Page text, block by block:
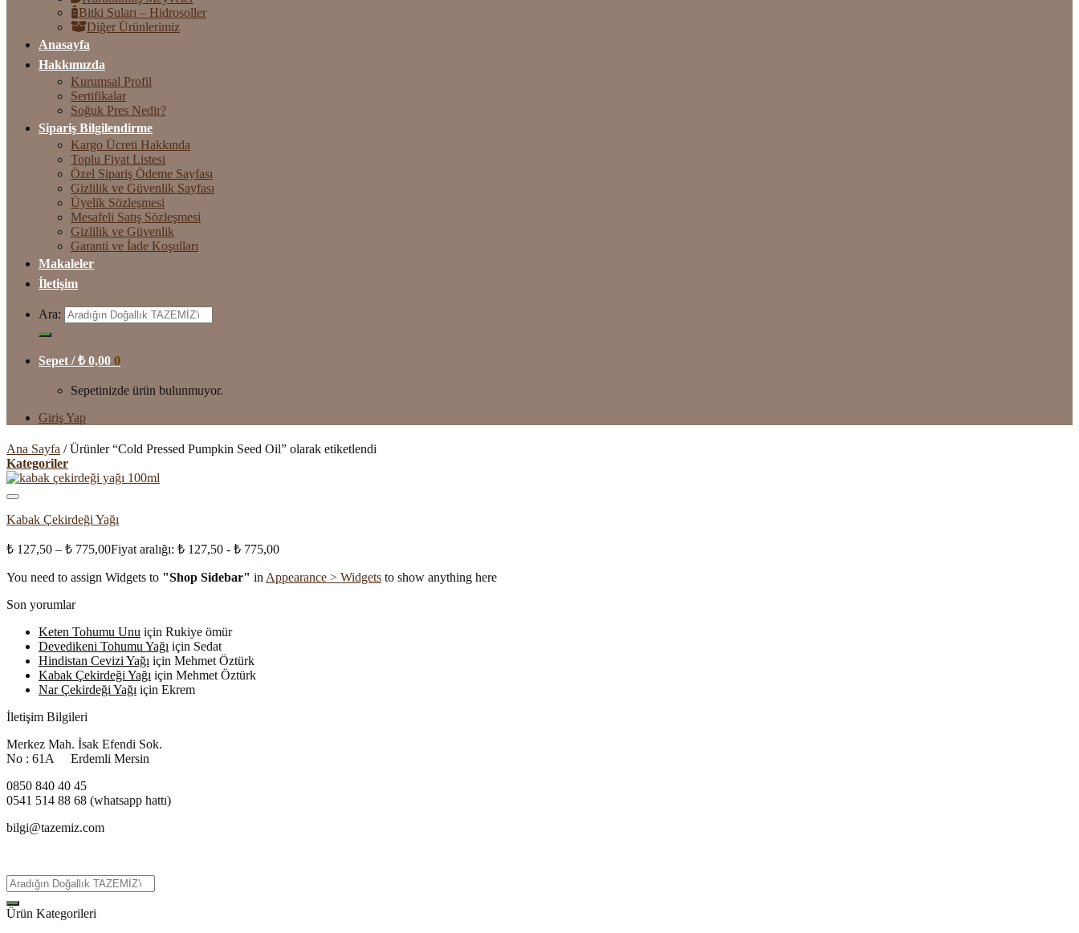
Bitki Suları – Hidrosoller
Diğer Ürünlerimiz
Anasayfa
Hakkımızda
Kurumsal Profil
Sertifikalar
Soğuk Pres Nedir?
Sipariş Bilgilendirme
Kargo Ücreti Hakkında
Toplu Fiyat Listesi
Özel Sipariş Ödeme Sayfası
Gizlilik ve Güvenlik Sayfası
Üyelik Sözleşmesi
Mesafeli Satış Sözleşmesi
Gizlilik ve Güvenlik
Garanti ve İade Koşulları
Makaleler
İletişim
Ara:
Sepet /₺0,00 0
Sepetinizde ürün bulunmuyor.
Giriş Yap
Ana Sayfa /Ürünler “Cold Pressed Pumpkin Seed Oil” olarak etiketlendi
Kategoriler
Kabak Çekirdeği Yağı
₺ 127,50 – ₺ 775,00Fiyat aralığı: ₺ 127,50 - ₺ 775,00
You need to assign Widgets to "Shop Sidebar" inAppearance > Widgets to show anything here
Son yorumlar
Keten Tohumu Unu için Rukiye ömür
Devedikeni Tohumu Yağı için Sedat
Hindistan Cevizi Yağı için Mehmet Öztürk
Kabak Çekirdeği Yağı için Mehmet Öztürk
Nar Çekirdeği Yağı için Ekrem
İletişim Bilgileri
Merkez Mah. İsak Efendi Sok.
No : 61A Erdemli Mersin
0850 840 40 45
0541 514 88 68 (whatsapp hattı)
bilgi@tazemiz.com
Ürün Kategorileri